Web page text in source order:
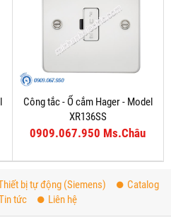
Công tắc - Ổ cắm Hager - Model
XR136SS
0909.067.950 Ms.Châu
bị tự động (Siemens)
Catalog
tức Liên hệ